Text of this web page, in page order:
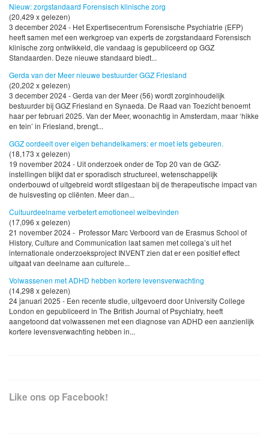
Nieuw: zorgstandaard Forensisch klinische zorg
(20,429 x gelezen)
3 december 2024 - Het Expertisecentrum Forensische Psychiatrie (EFP)
heeft samen met een werkgroep van experts de zorgstandaard Forensisch
klinische zorg ontwikkeld, die vandaag is gepubliceerd op GGZ
Standaarden. Deze nieuwe standaard biedt...
Gerda van der Meer nieuwe bestuurder GGZ Friesland
(20,202 x gelezen)
3 december 2024 - Gerda van der Meer (56) wordt zorginhoudelijk
bestuurder bij GGZ Friesland en Synaeda. De Raad van Toezicht benoemt
haar per februari 2025. Van der Meer, woonachtig in Amsterdam, maar ‘hikke
en tein’ in Friesland, brengt...
GGZ oordeelt over eigen behandelkamers: er moet iets gebeuren.
(18,173 x gelezen)
19 november 2024 - Uit onderzoek onder de Top 20 van de GGZ-
instellingen blijkt dat er sporadisch structureel, wetenschappelijk
onderbouwd of uitgebreid wordt stilgestaan bij de therapeutische impact van
de huisvesting op cliënten. Meer dan...
Cultuurdeelname verbetert emotioneel welbevinden
(17,096 x gelezen)
21 november 2024 - Professor Marc Verboord van de Erasmus School of
History, Culture and Communication laat samen met collega’s uit het
internationale onderzoeksproject INVENT zien dat er een positief effect
uitgaat van deelname aan culturele...
Volwassenen met ADHD hebben kortere levensverwachting
(14,298 x gelezen)
24 januari 2025 - Een recente studie, uitgevoerd door University College
London en gepubliceerd in The British Journal of Psychiatry, heeft
aangetoond dat volwassenen met een diagnose van ADHD een aanzienlijk
kortere levensverwachting hebben in...
Like ons op Facebook!